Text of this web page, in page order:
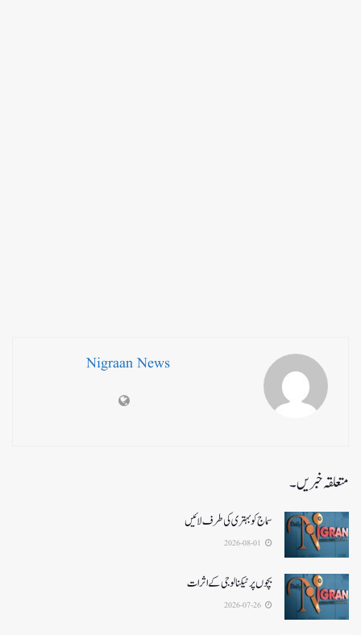
Nigraan News
متعلقہ خبریں۔
سماج کو بہتری کی طرف لائیں
بچوں پر ٹیکنالوجی کے اثرات